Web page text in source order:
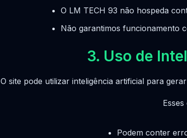
O LM TECH 93 não hospeda
Não garantimos funcionamento
3. Uso de
O site pode utilizar inteligência artificial para
Podem conter